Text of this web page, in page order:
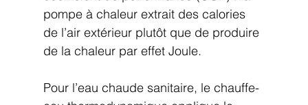
pompe à chaleur extrait des calories
de l’air extérieur plutôt que de produire
de la chaleur par effet Joule.
Pour l’eau chaude sanitaire, le chauffe-